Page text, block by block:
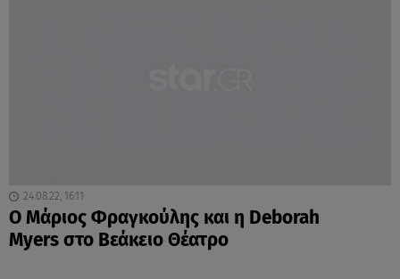
24.08.22, 16:11
Ο Μάριος Φραγκούλης και η Deborah
Myers στο Βεάκειο Θέατρο